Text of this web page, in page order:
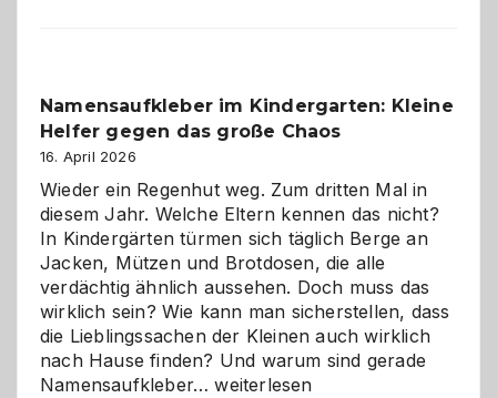
ist
eine
die
richtige
Wahl?
Namensaufkleber im Kindergarten: Kleine
Helfer gegen das große Chaos
16. April 2026
Wieder ein Regenhut weg. Zum dritten Mal in
diesem Jahr. Welche Eltern kennen das nicht?
In Kindergärten türmen sich täglich Berge an
Jacken, Mützen und Brotdosen, die alle
verdächtig ähnlich aussehen. Doch muss das
wirklich sein? Wie kann man sicherstellen, dass
die Lieblingssachen der Kleinen auch wirklich
nach Hause finden? Und warum sind gerade
Namensaufkleber…Namensaufkleber
weiterlesen